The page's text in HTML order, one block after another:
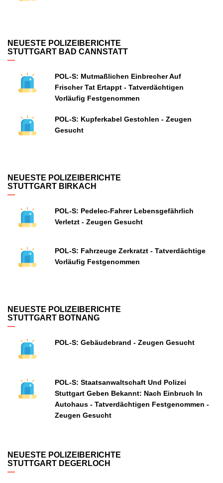
NEUESTE POLIZEIBERICHTE
STUTTGART BAD CANNSTATT
POL-S: Mutmaßlichen Einbrecher Auf
Frischer Tat Ertappt - Tatverdächtigen
Vorläufig Festgenommen
POL-S: Kupferkabel Gestohlen - Zeugen
Gesucht
NEUESTE POLIZEIBERICHTE
STUTTGART BIRKACH
POL-S: Pedelec-Fahrer Lebensgefährlich
Verletzt - Zeugen Gesucht
POL-S: Fahrzeuge Zerkratzt - Tatverdächtige
Vorläufig Festgenommen
NEUESTE POLIZEIBERICHTE
STUTTGART BOTNANG
POL-S: Gebäudebrand - Zeugen Gesucht
POL-S: Staatsanwaltschaft Und Polizei
Stuttgart Geben Bekannt: Nach Einbruch In
Autohaus - Tatverdächtigen Festgenommen -
Zeugen Gesucht
NEUESTE POLIZEIBERICHTE
STUTTGART DEGERLOCH